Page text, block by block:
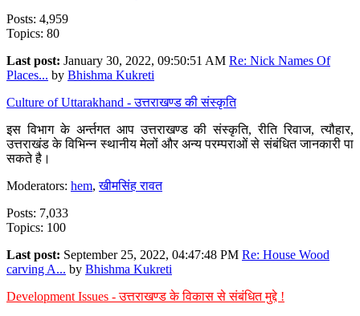
Posts: 4,959
Topics: 80
Last post: January 30, 2022, 09:50:51 AM Re: Nick Names Of
Places... by Bhishma Kukreti
Culture of Uttarakhand - उत्तराखण्ड की संस्कृति
इस विभाग के अर्न्तगत आप उत्तराखण्ड की संस्कृति, रीति रिवाज, त्यौहार,
उत्तराखंड के विभिन्न स्थानीय मेलों और अन्य परम्पराओं से संबंधित जानकारी पा
सकते है।
Moderators: hem,खीमसिंह रावत
Posts: 7,033
Topics: 100
Last post: September 25, 2022, 04:47:48 PM Re: House Wood
carving A... by Bhishma Kukreti
Development Issues - उत्तराखण्ड के विकास से संबंधित मुद्दे !